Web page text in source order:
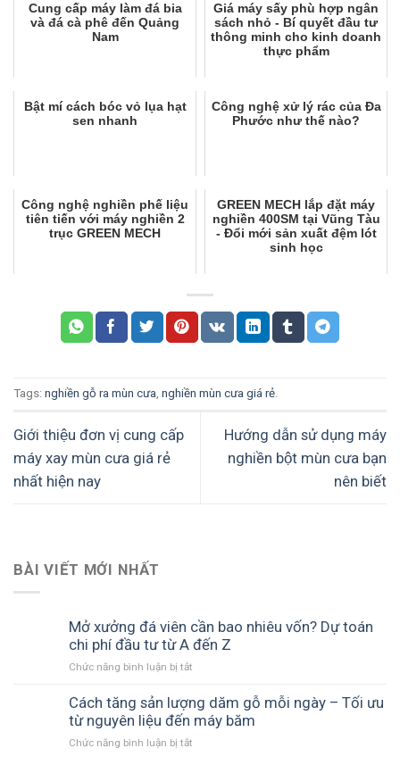
Cung cấp máy làm đá bia
và đá cà phê đến Quảng
Nam
Giá máy sấy phù hợp ngân
sách nhỏ - Bí quyết đầu tư
thông minh cho kinh doanh
thực phẩm
Bật mí cách bóc vỏ lụa hạt
sen nhanh
Công nghệ xử lý rác của Đa
Phước như thế nào?
Công nghệ nghiền phế liệu
tiên tiến với máy nghiền 2
trục GREEN MECH
GREEN MECH lắp đặt máy
nghiền 400SM tại Vũng Tàu
- Đổi mới sản xuất đệm lót
sinh học
Tags: nghiền gỗ ra mùn cưa, nghiền mùn cưa giá rẻ.
Giới thiệu đơn vị cung cấp
máy xay mùn cưa giá rẻ
nhất hiện nay
Hướng dẫn sử dụng máy
nghiền bột mùn cưa bạn
nên biết
BÀI VIẾT MỚI NHẤT
Mở xưởng đá viên cần bao nhiêu vốn? Dự toán
chi phí đầu tư từ A đến Z
Chức năng bình luận bị tắt
xưởng
đá
viên
Cách tăng sản lượng dăm gỗ mỗi ngày – Tối ưu
từ nguyên liệu đến máy băm
Chức năng bình luận bị tắt